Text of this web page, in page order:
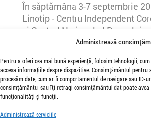
Administrează
Pentru a oferi cea mai bună experiență, folosim tehnologii,
accesa informațiile despre dispozitive. Consimțământul pentru
procesăm date, cum ar fi comportamentul de navigare sau ID-
consimțământul sau îți retragi consimțământul dat poate avea
funcționalități și funcții.
Administrează serviciile
În săptămâna 3-7 septembrie
Linotip - Centru Independent
și Centrul Național al Dansului
30 afisari | 0 comentarii